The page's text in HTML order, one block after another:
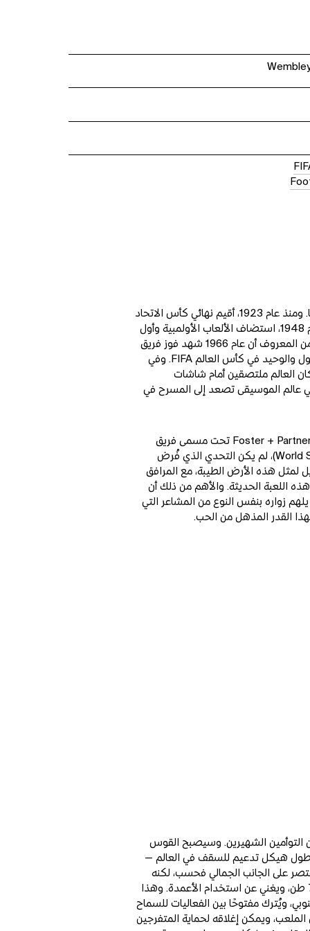
كان استاد ويمبلي القديم رمزًا عالميًا. ومنذ عام 1923، أقيم نهائي كأس الاتحاد
الإنجليزي تحت برجيه التوأم. وفي عام 1948، استضاف الألعاب الأولمبية وأول
دورة ألعاب بارالمبية على الإطلاق. ومن المعروف أن عام 1966 شهد فوز فريق
كرة القدم الإنجليزي للرجال بلقبه الأول والوحيد في كأس العالم FIFA. وفي
أكثر من 40٪ من سكان العالم ملتصقين أمام شاشات
في عالم الموسيقى تصعد إلى المسرح في
لذلك، عندما انضمت Populous و Foster + Partners تحت مسمى فريق
الاستادات العالمية (World Stadium Team)، لم يكن التحدي الذي فُرض
لمثل هذه الأرض الطيبة، مع المرافق
اللعبة الحديثة. والأهم من ذلك أن
زواره بنفس النوع من المشاعر التي
القدر المذهل من الحب.
التوأمين الشهيرين. وسيصبح القوس
133 مترًا — وهو أطول هيكل تدعيم للسقف في العالم —
على الجانب الجمالي فحسب، لكنه
يحمل السقف الذي يبلغ وزنه 7,000 طن، ويغني عن استخدام الأعمدة. وهذا
ويُترك مفتوحًا بين الفعاليات للسماح
ويمكن إغلاقه لحماية المتفرجين